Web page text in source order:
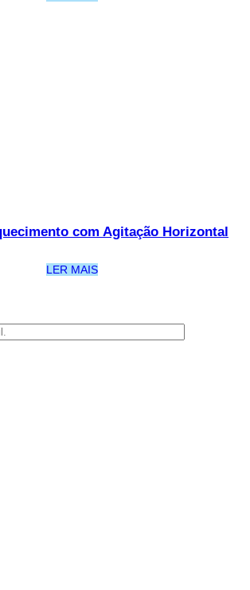
com Agitação Horizontal
LER MAIS